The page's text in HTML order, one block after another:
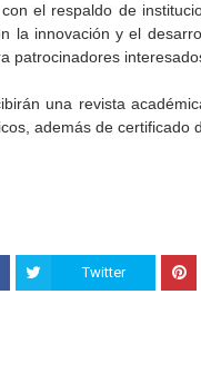
el respaldo de
la innovación y el
patrocinadores
una revista
además de certificado
Twitter